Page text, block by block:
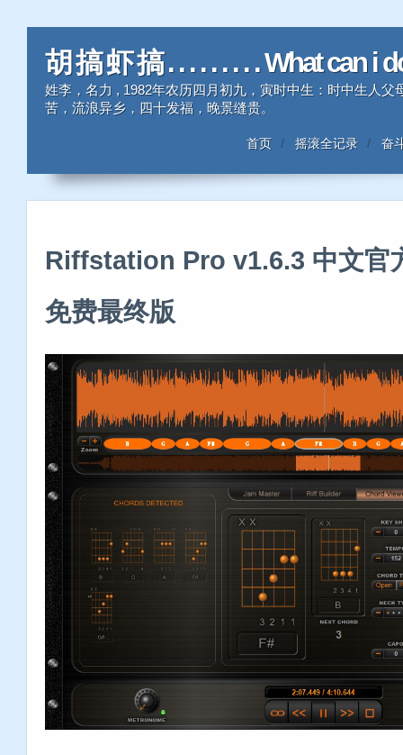
胡 搞 虾 搞 . . . . . . . . . What can i
姓李，名力 , 1982年农历四月初九，寅时中生：时中生人
苦，流浪异乡，四十发福，晚景缝贵。
首页 摇滚全记录 奋
Riffstation Pro v1.6.3 中文官
免费最终版